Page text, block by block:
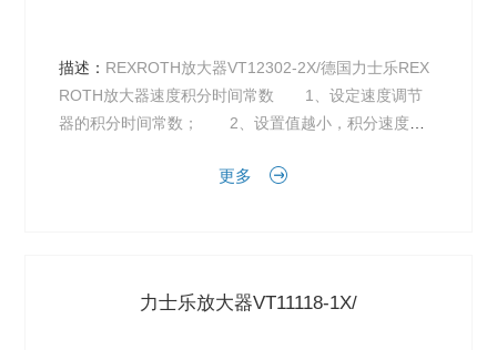
描述： REXROTH放大器VT12302-2X/德国力士乐REX
ROTH放大器速度积分时间常数 1、设定速度调节
器的积分时间常数； 2、设置值越小，积分速度越
更多
力士乐放大器VT11118-1X/